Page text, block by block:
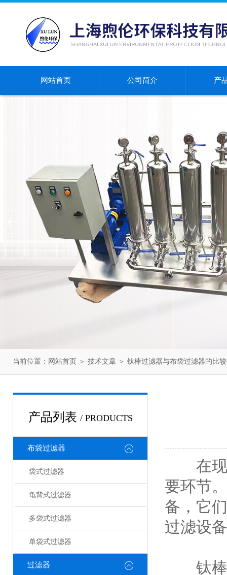
网站首页 公司简介 产
当前位置： 网站首页 ＞ 技术文章 ＞ 钛棒过滤器与布袋过滤器的比
产品列表 / PRODUCTS
布袋过滤器
袋式过滤器
龟背式过滤器
多袋式过滤器
单袋式过滤器
过滤器
在现
要环节
备，它
过滤设
钛棒